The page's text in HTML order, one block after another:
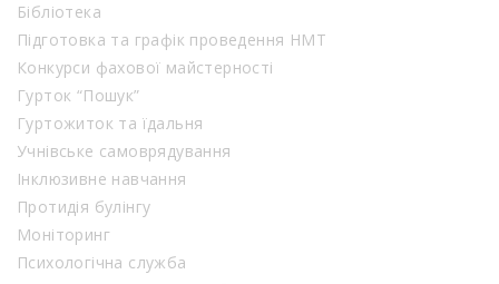
Бібліотека
Підготовка та графік проведення НМТ
Конкурси фахової майстерності
Гурток “Пошук”
Гуртожиток та їдальня
Учнівське самоврядування
Інклюзивне навчання
Протидія булінгу
Моніторинг
Психологічна служба